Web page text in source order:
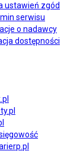
ustawień zgód
serwisu
o nadawcy
dostępności